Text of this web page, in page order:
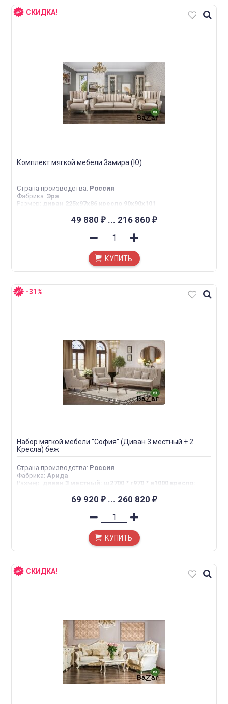
СКИДКА!
Комплект мягкой мебели Замира (Ю)
Страна производства: Россия
Фабрика: Эра
Размер : диван 225х97х86 кресло 90х90х101
49 880 ₽... 216 860 ₽
КУПИТЬ
-31%
Набор мягкой мебели "София" (Диван 3 местный + 2
Кресла) беж
Страна производства: Россия
Фабрика: Арида
Размер : диван 3 местный: ш2700 * г970 * в1000 кресло:
69 920 ₽... 260 820 ₽
КУПИТЬ
СКИДКА!